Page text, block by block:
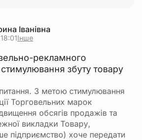
Іванівна
Інше
рекламного
збуту товару
З метою стимулювання
Торговельних марок
обсягів продажів та
викладки Товару,
підприємство) хоче передати